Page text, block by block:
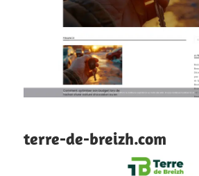
terre-de-breizh.com